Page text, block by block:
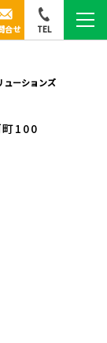
TEL
合せ
ューションズ
100